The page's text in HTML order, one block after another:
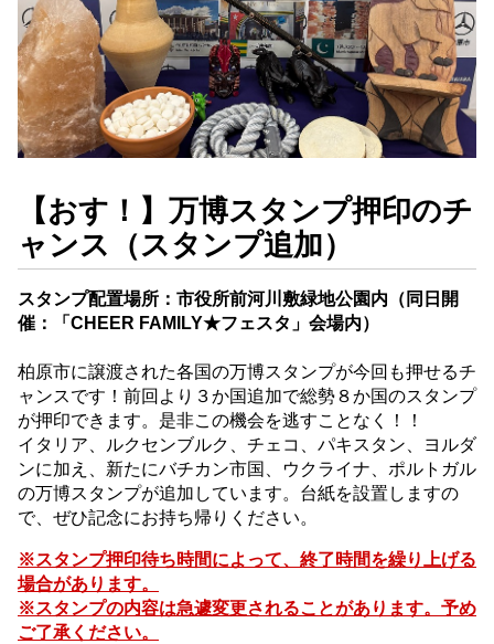
【おす！】万博スタンプ押印のチ
ャンス（スタンプ追加）
スタンプ配置場所：市役所前河川敷緑地公園内（同日開
催：「CHEER FAMILY★フェスタ」会場内）
柏原市に譲渡された各国の万博スタンプが今回も押せるチ
ャンスです！前回より３か国追加で総勢８か国のスタンプ
が押印できます。是非この機会を逃すことなく！！
イタリア、ルクセンブルク、チェコ、パキスタン、ヨルダ
ンに加え、新たにバチカン市国、ウクライナ、ポルトガル
の万博スタンプが追加しています。台紙を設置しますの
で、ぜひ記念にお持ち帰りください。
※スタンプ押印待ち時間によって、終了時間を繰り上げる
場合があります。
※スタンプの内容は急遽変更されることがあります。予め
ご了承ください。